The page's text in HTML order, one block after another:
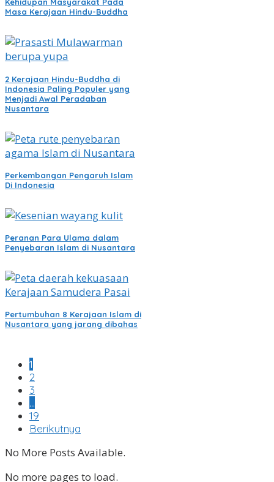
Kehidupan Masyarakat Pada
Masa Kerajaan Hindu-Buddha
2 Kerajaan Hindu-Buddha di
Indonesia Paling Populer yang
Menjadi Awal Peradaban
Nusantara
Perkembangan Pengaruh Islam
Di Indonesia
Peranan Para Ulama dalam
Penyebaran Islam di Nusantara
Pertumbuhan 8 Kerajaan Islam di
Nusantara yang jarang dibahas
1
2
3
…
19
Berikutnya
No More Posts Available.
No more pages to load.